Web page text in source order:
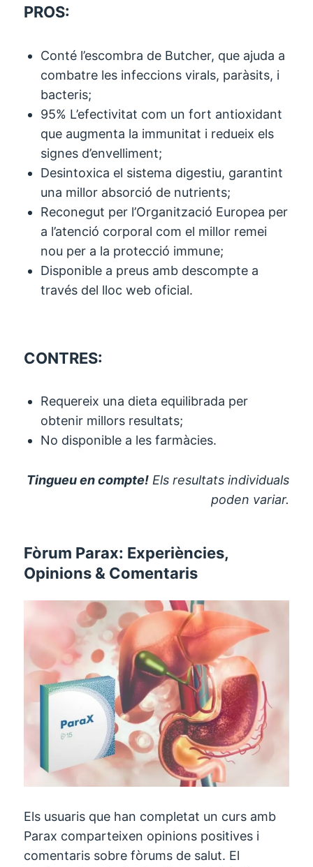
PROS:
Conté l’escombra de Butcher, que ajuda a
combatre les infeccions virals, paràsits, i
bacteris;
95% L’efectivitat com un fort antioxidant
que augmenta la immunitat i redueix els
signes d’envelliment;
Desintoxica el sistema digestiu, garantint
una millor absorció de nutrients;
Reconegut per l’Organització Europea per
a l’atenció corporal com el millor remei
nou per a la protecció immune;
Disponible a preus amb descompte a
través del lloc web oficial.
CONTRES:
Requereix una dieta equilibrada per
obtenir millors resultats;
No disponible a les farmàcies.
Tingueu en compte!Els resultats individuals
poden variar.
Fòrum Parax: Experiències,
Opinions & Comentaris
Els usuaris que han completat un curs amb
Parax comparteixen opinions positives i
comentaris sobre fòrums de salut. El